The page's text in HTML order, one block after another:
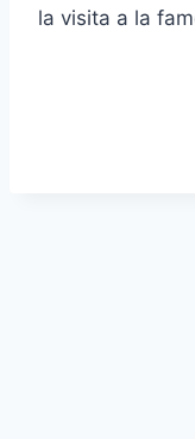
la visita a la